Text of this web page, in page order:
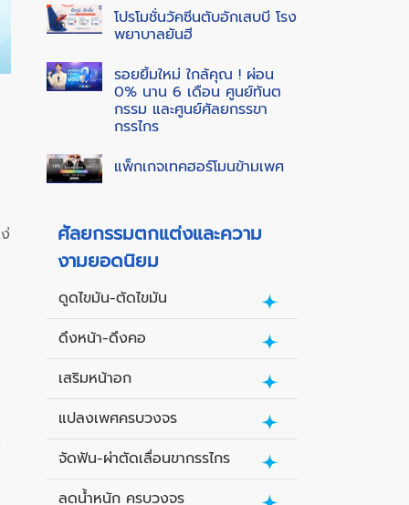
โปรโมชั่นวัคซีนตับอักเสบบี โรง
พยาบาลยันฮี
รอยยิ้มใหม่ ใกล้คุณ ! ผ่อน
0% นาน 6 เดือน ศูนย์ทันต
กรรม และศูนย์ศัลยกรรขา
กรรไกร
แพ็กเกจเทคฮอร์โมนข้ามเพศ
ศัลยกรรมตกแต่งและความ
งามยอดนิยม
ดูดไขมัน-ตัดไขมัน
ดึงหน้า-ดึงคอ
เสริมหน้าอก
แปลงเพศครบวงจร
จัดฟัน-ผ่าตัดเลื่อนขากรรไกร
ลดน้ำหนัก ครบวงจร